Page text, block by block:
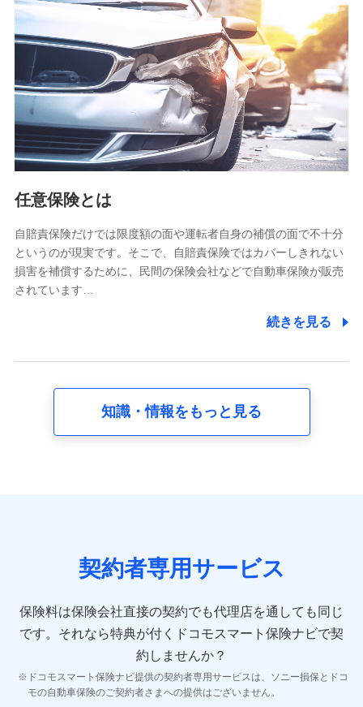
【共同して利用される利用データの項目】
当社又は株式会社NTTドコモがサービス提供等を通じて取得
した、以下の情報などの個人データ
基本情報
氏名、電話番号、メールアドレス、お客さまの識別子、
属性、連絡先、dポイントサービスのご利用に関する情
報。例として、dポイントカード番号、性別、年齢、家族
構成、住所、dポイント残高、dポイント利用履歴などが
含まれます。
当社又は株式会社NTTドコモが提供する各種サービスな
又は株式会社NTTドコモが提供する各種サービスのご契
約状態・ご利用履歴インターネット利用時の行動に関す
る情報、アプリケーション利用時の行動に関する情報、
購入されたサービスや商品の名称・購入場所・決済に関
する情報、アンケートの回答に関する情報などが含まれ
の内容、保険料、保険料のお支払方法、車のメーカーや
走行距離などの情報、建物の構造や築年数などの情報、
険契約に関する情報。例として、保険契約者及び被保険
者の氏名、住所、生年月日、性別、保険契約者と被保険
報、建物の構造や築年数などの情報、ペットの種類や年
齢などの情報などが含まれます。
【共同して利用する者の範囲】
当社
任意保険とは
自賠責保険だけでは限度額の面や運転者自身の補償の面で不十分
というのが現実です。そこで、自賠責保険ではカバーしきれない
損害を補償するために、民間の保険会社などで自動車保険が販売
されています…
続きを見る
知識・情報をもっと見る
契約者専用サービス
保険料は保険会社直接の契約でも代理店を通しても同じ
です。 それなら特典が付くドコモスマート保険ナビで契
約しませんか？
ドコモスマート保険ナビ提供の契約者専用サービスは、ソニー損保とドコ
モの自動車保険のご契約者さまへの提供はございません。